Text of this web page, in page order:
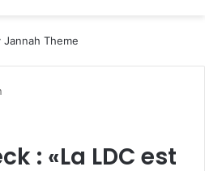
: «La LDC est